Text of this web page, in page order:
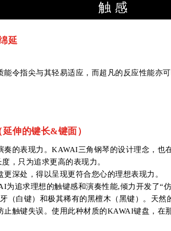
触感
延
令指尖与其轻易适应，而超凡的反应性能亦
伸的键长&键面）
的表现力。KAWAI三角钢琴的设计理念，也
，只为追求更高的表现力。
深处，得以呈现更符合您心的理想表现力。
为追求理想的触键感和演奏性能,倾力开发了“
（白键）和极其稀有的黑檀木（黑键）。天然
触键失误。使用此种材质的KAWAI键盘，在